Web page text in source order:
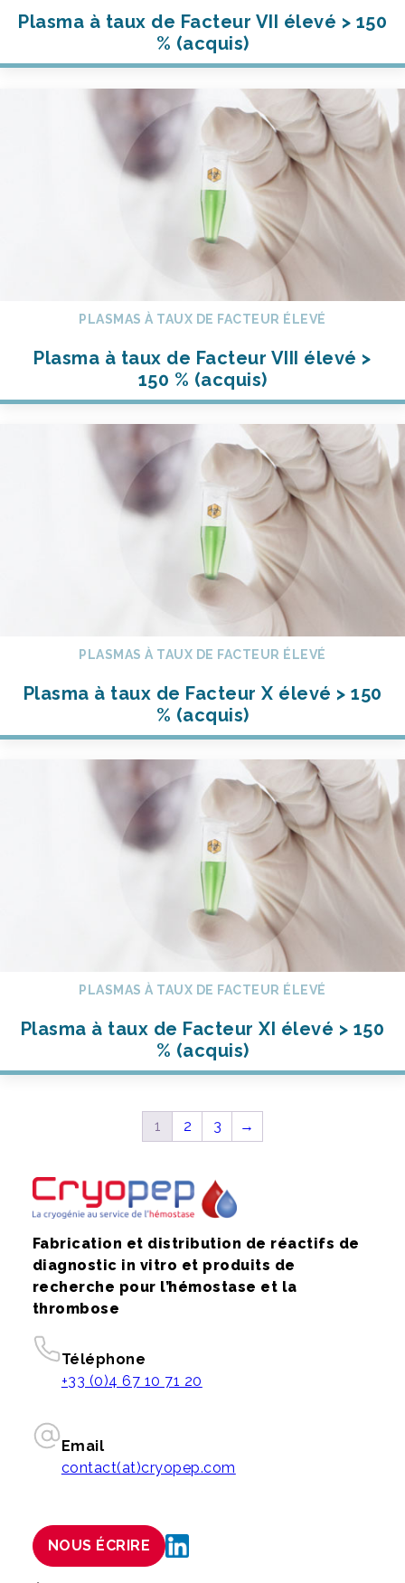
Plasma à taux de Facteur VII élevé > 150
% (acquis)
PLASMAS À TAUX DE FACTEUR ÉLEVÉ
Plasma à taux de Facteur VIII élevé >
150 % (acquis)
PLASMAS À TAUX DE FACTEUR ÉLEVÉ
Plasma à taux de Facteur X élevé > 150
% (acquis)
PLASMAS À TAUX DE FACTEUR ÉLEVÉ
Plasma à taux de Facteur XI élevé > 150
% (acquis)
1 2 3 →
Fabrication et distribution de réactifs de
diagnostic in vitro et produits de
recherche pour l’hémostase et la
thrombose
Téléphone
+33 (0)4 67 10 71 20
Email
contact(at)cryopep.com
NOUS ÉCRIRE